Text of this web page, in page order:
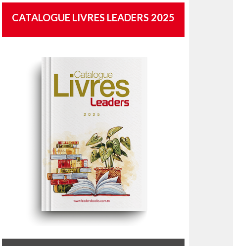
CATALOGUE LIVRES LEADERS 2025